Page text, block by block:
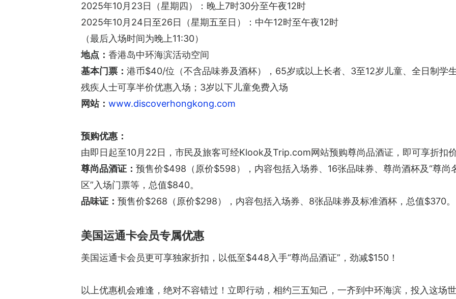
2025年10月23日（星期四）：晚上7时30分至午夜12时
2025年10月24日至26日（星期五至日）：中午12时至午夜12时
（最后入场时间为晚上11:30）
地点： 香港岛中环海滨活动空间
基本门票： 港币$40/位（不含品味券及酒杯），65岁或以上长者、3至12岁儿童、全日制学
残疾人士可享半价优惠入场；3岁以下儿童免费入场
网站： www.discoverhongkong.com
预购优惠：
由即日起至10月22日，市民及旅客可经Klook及Trip.com网站预购尊尚品酒证，即可享折扣
尊尚品酒证： 预售价$498（原价$598），内容包括入场券、16张品味券、尊尚酒杯及“尊尚
区”入场门票等，总值$840。
品味证： 预售价$268（原价$298），内容包括入场券、8张品味券及标准酒杯，总值$370。
美国运通卡会员专属优惠
美国运通卡会员更可享独家折扣，以低至$448入手“尊尚品酒证”，劲减$150！
以上优惠机会难逢，绝对不容错过！立即行动，相约三五知己，一齐到中环海滨，投入这场